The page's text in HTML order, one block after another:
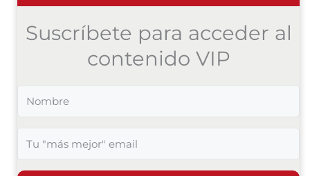
Suscríbete para acceder al
contenido VIP